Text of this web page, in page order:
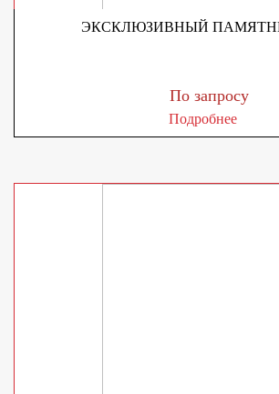
ЭКСКЛЮЗИВНЫЙ
По запросу
Подробнее